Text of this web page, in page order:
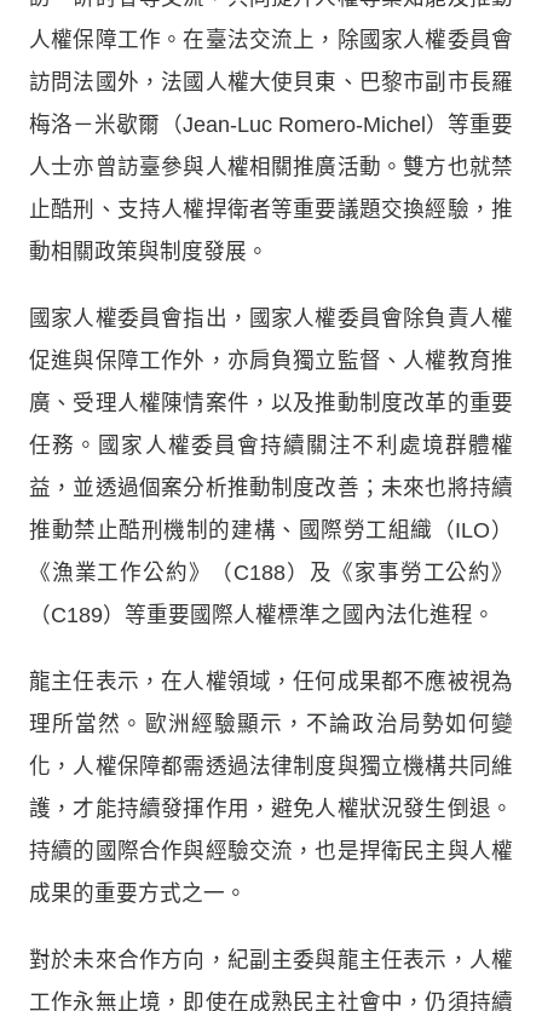
人權保障工作。在臺法交流上，除國家人權委員會
訪問法國外，法國人權大使貝東、巴黎市副市長羅
梅洛－米歇爾（Jean-Luc Romero-Michel）等重要
人士亦曾訪臺參與人權相關推廣活動。雙方也就禁
止酷刑、支持人權捍衛者等重要議題交換經驗，推
動相關政策與制度發展。
國家人權委員會指出，國家人權委員會除負責人權
促進與保障工作外，亦肩負獨立監督、人權教育推
廣、受理人權陳情案件，以及推動制度改革的重要
任務。國家人權委員會持續關注不利處境群體權
益，並透過個案分析推動制度改善；未來也將持續
推動禁止酷刑機制的建構、國際勞工組織（ILO）
《漁業工作公約》（C188）及《家事勞工公約》
（C189）等重要國際人權標準之國內法化進程。
龍主任表示，在人權領域，任何成果都不應被視為
理所當然。歐洲經驗顯示，不論政治局勢如何變
化，人權保障都需透過法律制度與獨立機構共同維
護，才能持續發揮作用，避免人權狀況發生倒退。
持續的國際合作與經驗交流，也是捍衛民主與人權
成果的重要方式之一。
對於未來合作方向，紀副主委與龍主任表示，人權
工作永無止境，即使在成熟民主社會中，仍須持續